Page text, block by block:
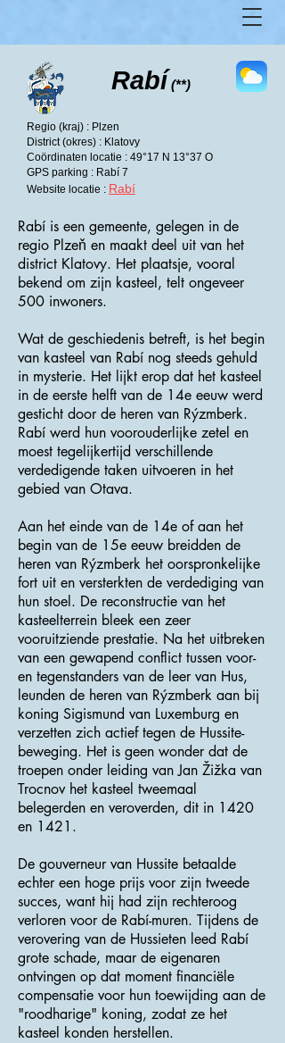
Rabí (**)
Regio (kraj) : Plzen
District (okres) : Klatovy
Coördinaten locatie : 49°17 N 13°37 O
GPS parking : Rabí 7
Website locatie : Rabí
Rabí is een gemeente, gelegen in de
regio Plzeň en maakt deel uit van het
district Klatovy. Het plaatsje, vooral
bekend om zijn kasteel, telt ongeveer
500 inwoners.
Wat de geschiedenis betreft, is het begin
van kasteel van Rabí nog steeds gehuld
in mysterie. Het lijkt erop dat het kasteel
in de eerste helft van de 14e eeuw werd
gesticht door de heren van Rýzmberk.
Rabí werd hun voorouderlijke zetel en
moest tegelijkertijd verschillende
verdedigende taken uitvoeren in het
gebied van Otava.
Aan het einde van de 14e of aan het
begin van de 15e eeuw breidden de
heren van Rýzmberk het oorspronkelijke
fort uit en versterkten de verdediging van
hun stoel. De reconstructie van het
kasteelterrein bleek een zeer
vooruitziende prestatie. Na het uitbreken
van een gewapend conflict tussen voor-
en tegenstanders van de leer van Hus,
leunden de heren van Rýzmberk aan bij
koning Sigismund van Luxemburg en
verzetten zich actief tegen de Hussite-
beweging. Het is geen wonder dat de
troepen onder leiding van Jan Žižka van
Trocnov het kasteel tweemaal
belegerden en veroverden, dit in 1420
en 1421.
De gouverneur van Hussite betaalde
echter een hoge prijs voor zijn tweede
succes, want hij had zijn rechteroog
verloren voor de Rabí-muren. Tijdens de
verovering van de Hussieten leed Rabí
grote schade, maar de eigenaren
ontvingen op dat moment financiële
compensatie voor hun toewijding aan de
"roodharige" koning, zodat ze het
kasteel konden herstellen.